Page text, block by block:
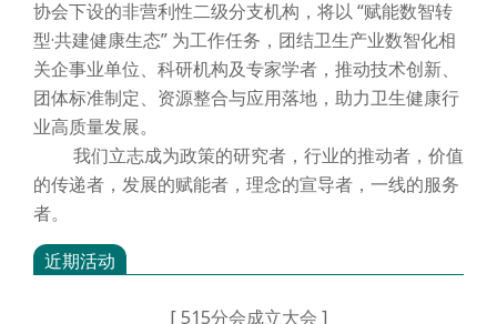
协会下设的非营利性二级分支机构，将以 “赋能数智转
型·共建健康生态” 为工作任务，团结卫生产业数智化相
关企事业单位、科研机构及专家学者，推动技术创新、
团体标准制定、资源整合与应用落地，助力卫生健康行
业高质量发展。
我们立志成为政策的研究者，行业的推动者，价值
的传递者，发展的赋能者，理念的宣导者，一线的服务
者。
近期活动
[515分会成立大会 ]